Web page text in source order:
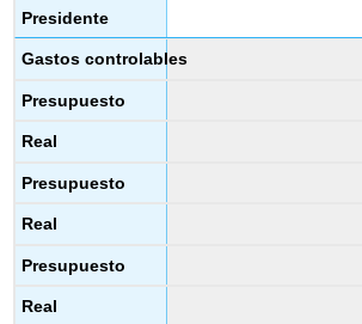
Presidente
Gastos controlables
Presupuesto
Real
Presupuesto
Real
Presupuesto
Real